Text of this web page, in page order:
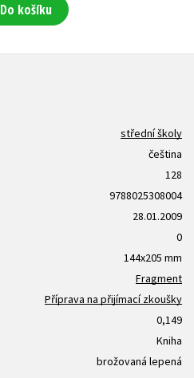
Do košíku
střední školy
čeština
128
9788025308004
28.01.2009
0
144x205 mm
Fragment
Příprava na přijímací zkoušky
0,149
Kniha
brožovaná lepená